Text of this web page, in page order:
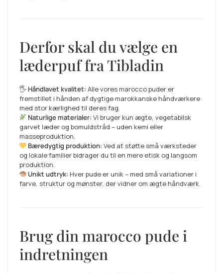
Derfor skal du vælge en
læderpuf fra Tibladin
🖐️ Håndlavet kvalitet: Alle vores marocco puder er
fremstillet i hånden af dygtige marokkanske håndværkere
med stor kærlighed til deres fag.
Naturlige materialer: Vi bruger kun ægte, vegetabilsk
garvet læder og bomuldstråd – uden kemi eller
masseproduktion.
Bæredygtig produktion: Ved at støtte små værksteder
og lokale familier bidrager du til en mere etisk og langsom
produktion.
Unikt udtryk: Hver pude er unik – med små variationer i
farve, struktur og mønster, der vidner om ægte håndværk.
Brug din marocco pude i
indretningen